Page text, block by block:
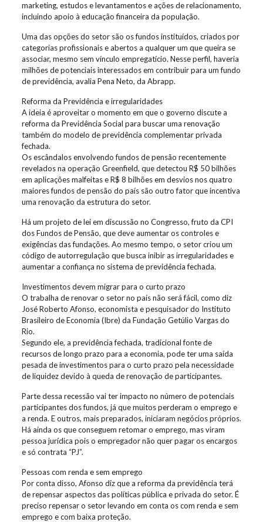
marketing, estudos e levantamentos e ações de relacionamento,
incluindo apoio à educação financeira da população.
Uma das opções do setor são os fundos instituídos, criados por
categorias profissionais e abertos a qualquer um que queira se
associar, mesmo sem vínculo empregatício. Nesse perfil, haveria
milhões de potenciais interessados em contribuir para um fundo
de previdência, avalia Pena Neto, da Abrapp.
Reforma da Previdência e irregularidades
A ideia é aproveitar o momento em que o governo discute a
reforma da Previdência Social para buscar uma renovação
também do modelo de previdência complementar privada
fechada.
Os escândalos envolvendo fundos de pensão recentemente
revelados na operação Greenfield, que detectou R$ 50 bilhões
em aplicações malfeitas e R$ 8 bilhões em desvios nos quatro
maiores fundos de pensão do país são outro fator que incentiva
uma renovação da estrutura do setor.
Há um projeto de lei em discussão no Congresso, fruto da CPI
dos Fundos de Pensão, que deve aumentar os controles e
exigências das fundações. Ao mesmo tempo, o setor criou um
código de autorregulação que busca inibir as irregularidades e
aumentar a confiança no sistema de previdência fechada.
Investimentos devem migrar para o curto prazo
O trabalha de renovar o setor no país não será fácil, como diz
José Roberto Afonso, economista e pesquisador do Instituto
Brasileiro de Economia (Ibre) da Fundação Getúlio Vargas do
Rio.
Segundo ele, a previdência fechada, tradicional fonte de
recursos de longo prazo para a economia, pode ter uma saída
pesada de investimentos para o curto prazo pela necessidade
de liquidez devido à queda de renovação de participantes.
Parte dessa recessão vai ter impacto no número de potenciais
participantes dos fundos, já que muitos perderam o emprego e
a renda. E outros, mais preparados, iniciaram negócios próprios.
Há ainda os que conseguem retomar o emprego, mas viram
pessoa jurídica pois o empregador não quer pagar os encargos
e só contrata “PJ”.
Pessoas com renda e sem emprego
Por conta disso, Afonso diz que a reforma da previdência terá
de repensar aspectos das políticas pública e privada do setor. É
preciso repensar o setor levando em conta os com renda e sem
emprego e com baixa proteção.